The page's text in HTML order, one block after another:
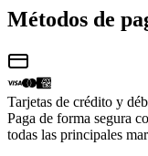
Métodos de
Tarjetas de crédito y
Paga de forma segura
todas las principales